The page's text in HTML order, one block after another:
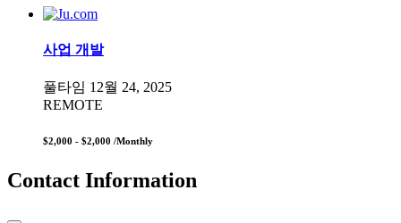
사업 개발
풀타임 12월 24, 2025
REMOTE
$2,000 - $2,000 /Monthly
Contact Information